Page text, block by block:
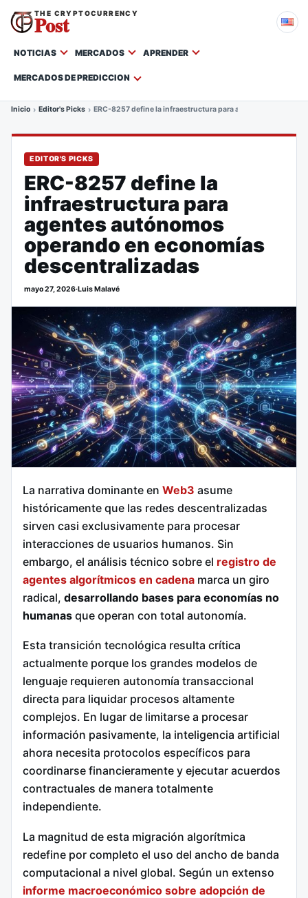
THE CRYPTOCURRENCY
Post
NOTICIAS MERCADOS APRENDER
MERCADOS DE PREDICCION
Inicio Editor's Picks ERC-8257 define la infraestructura para agentes
EDITOR'S PICKS
ERC-8257 define la
infraestructura para
agentes autónomos
operando en economías
descentralizadas
mayo 27, 2026·Luis Malavé
La narrativa dominante en Web3 asume
históricamente que las redes descentralizadas
sirven casi exclusivamente para procesar
interacciones de usuarios humanos. Sin
embargo, el análisis técnico sobre el registro de
agentes algorítmicos en cadena marca un giro
radical, desarrollando bases para economías no
humanas que operan con total autonomía.
Esta transición tecnológica resulta crítica
actualmente porque los grandes modelos de
lenguaje requieren autonomía transaccional
directa para liquidar procesos altamente
complejos. En lugar de limitarse a procesar
información pasivamente, la inteligencia artificial
ahora necesita protocolos específicos para
coordinarse financieramente y ejecutar acuerdos
contractuales de manera totalmente
independiente.
La magnitud de esta migración algorítmica
redefine por completo el uso del ancho de banda
computacional a nivel global. Según un extenso
informe macroeconómico sobre adopción de